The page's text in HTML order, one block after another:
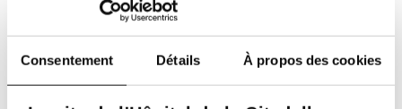
Consentement Détails À propos des cookies
Contactez-nous
Pour toute information complémentaire, n’hésitez